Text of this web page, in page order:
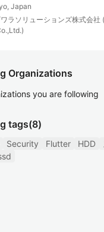
Japan
ラソリューションズ株式会
Organizations
you are following
tags(8)
Security Flutter HDD